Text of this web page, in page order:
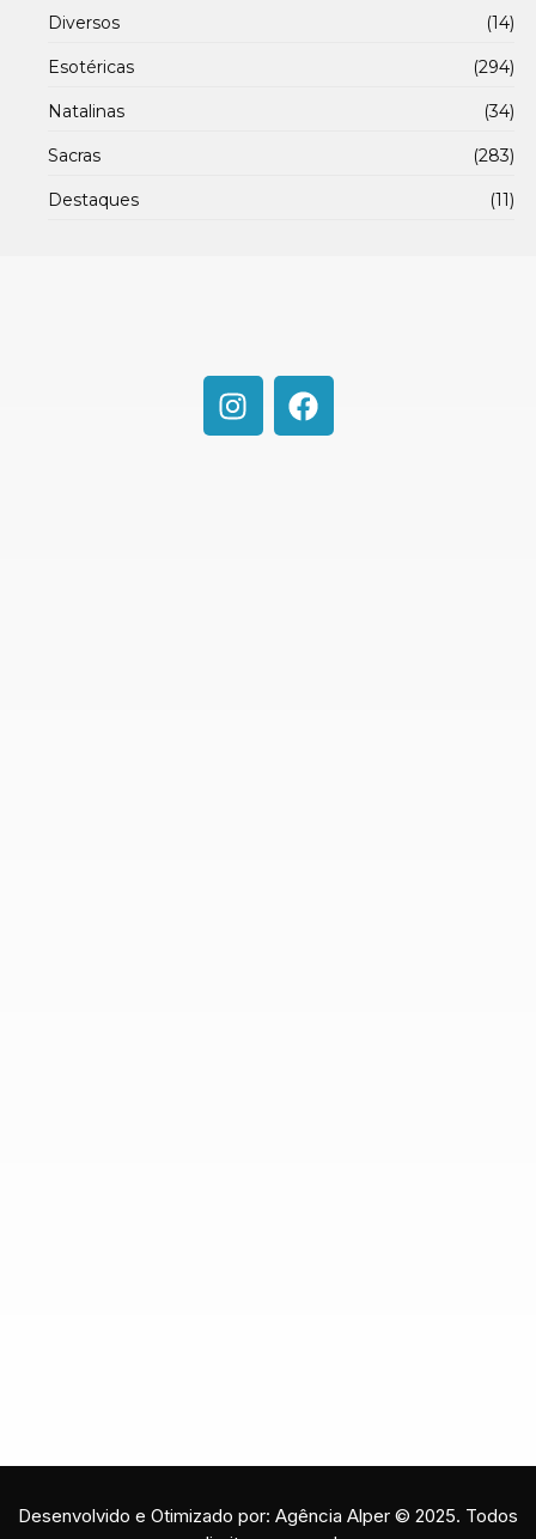
Diversos (14)
Esotéricas (294)
Natalinas (34)
Sacras (283)
Destaques (11)
Desenvolvido e Otimizado por: Agência Alper © 2025. Todos